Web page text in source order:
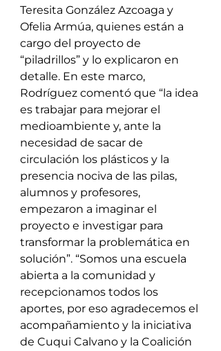
Teresita González Azcoaga y
Ofelia Armúa, quienes están a
cargo del proyecto de
“piladrillos” y lo explicaron en
detalle. En este marco,
Rodríguez comentó que “la idea
es trabajar para mejorar el
medioambiente y, ante la
necesidad de sacar de
circulación los plásticos y la
presencia nociva de las pilas,
alumnos y profesores,
empezaron a imaginar el
proyecto e investigar para
transformar la problemática en
solución”. “Somos una escuela
abierta a la comunidad y
recepcionamos todos los
aportes, por eso agradecemos el
acompañamiento y la iniciativa
de Cuqui Calvano y la Coalición